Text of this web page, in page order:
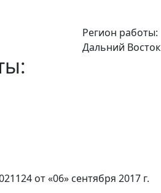
Регион работы:
Дальний Восток
от «06» сентября 2017 г.